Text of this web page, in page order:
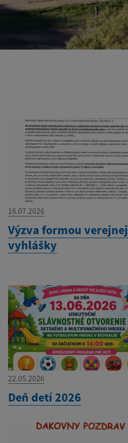
16.07.2026
Výzva formou verejnej
vyhlášky
22.05.2026
Deň detí 2026